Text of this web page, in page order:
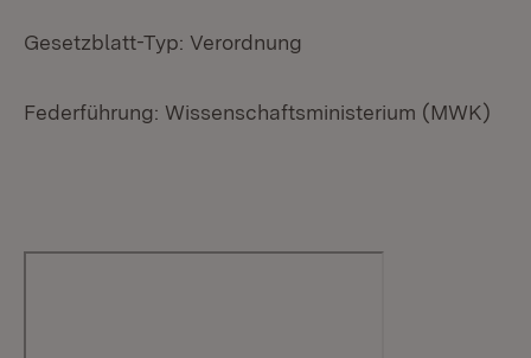
Gesetzblatt-Typ: Verordnung
Federführung: Wissenschaftsministerium (MWK)